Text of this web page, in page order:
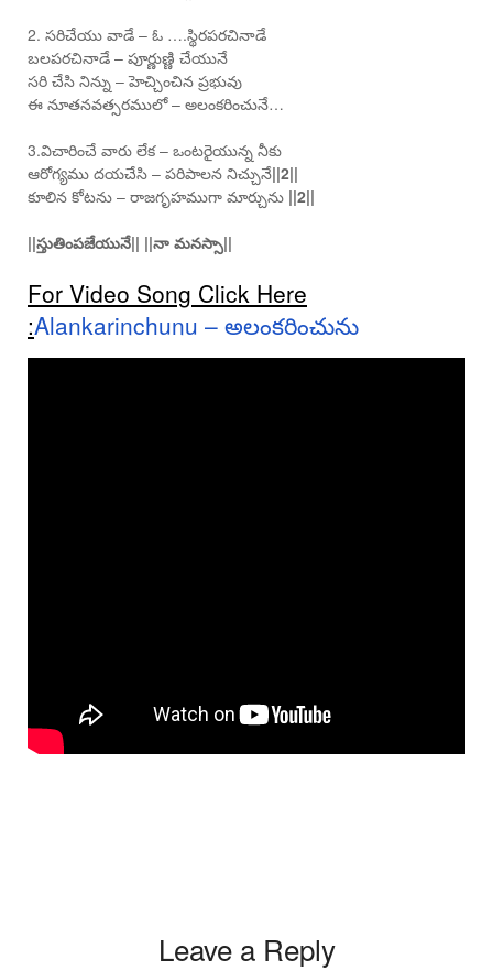
2. సరిచేయు వాడే – ఓ ….స్థిరపరచినాడే
బలపరచినాడే – పూర్ణుణ్ణి చేయునే
సరి చేసి నిన్ను – హెచ్చించిన ప్రభువు
ఈ నూతనవత్సరములో – అలంకరించునే…
3.విచారించే వారు లేక – ఒంటరైయున్న నీకు
ఆరోగ్యము దయచేసి – పరిపాలన నిచ్చునే||2||
కూలిన కోటను – రాజగృహముగా మార్చును ||2||
||స్తుతింపజేయునే|| ||నా మనస్సా||
For Video Song Click Here
:Alankarinchunu – అలంకరించును
Leave a Reply